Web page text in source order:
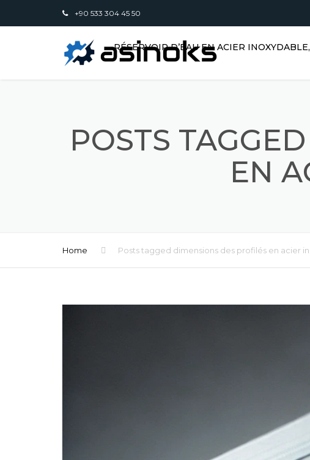
+90 533 304 45 50
RÉSERVOIR D’EAU EN ACIER
POSTS
EN
Home Posts tagged dimensions des profilés en acier